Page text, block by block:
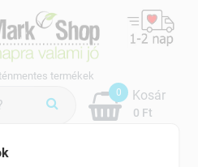
termékek
0
0 Ft
Kosár